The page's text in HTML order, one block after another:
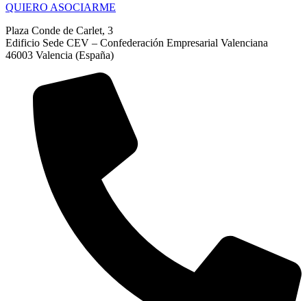
QUIERO ASOCIARME
Plaza Conde de Carlet, 3
Edificio Sede CEV – Confederación Empresarial Valenciana
46003 Valencia (España)